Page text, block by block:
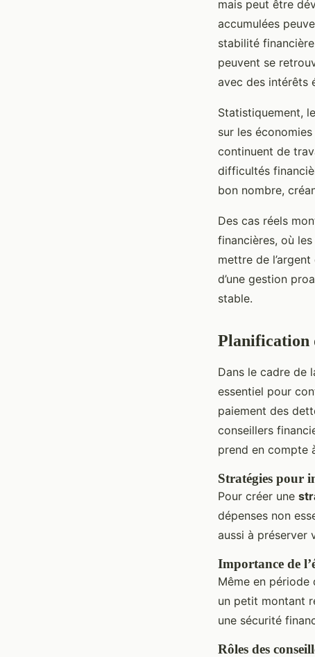
mais peut être
accumulées
stabilité
peuvent se
avec des intérêts
Statistiquement,
sur les
continuent de
difficultés
bon nombre,
Des cas réels
financières, où
mettre de
d’une gestion
stable.
Planification
Dans le cadre de
essentiel pour
paiement des
conseillers
prend en compte
Stratégies pour
Pour créer une
dépenses non
aussi à préserver
Importance de
Même en
un petit montant
une sécurité
Rôles des